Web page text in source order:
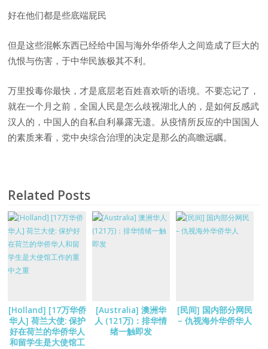
好在他们都是些底端屁民
但是这些混帐东西已经给中国与海外华侨华人之间造成了巨大的
仇恨与伤害，于中华民族极其不利。
万里投毒你最快，才是底层老百姓喜欢听的语境。不要忘记了，
就在一个月之前，全国人民是怎么歧视湖北人的，是如何反感武
汉人的，中国人的自私自利暴露无遗。从疫情所反应的中国国人
的素质来看，党中央综合治理的决定是那么的高瞻远瞩。
Related Posts
[Holland] [17万华侨
华人] 荷兰大使: 保护
好在荷兰的华侨华人
和留学生是大使馆工
[Australia] 澳洲华
人 (121万)：排华情
绪一触即发
[民间] 国内部分网民
– 仇视海外华侨华人